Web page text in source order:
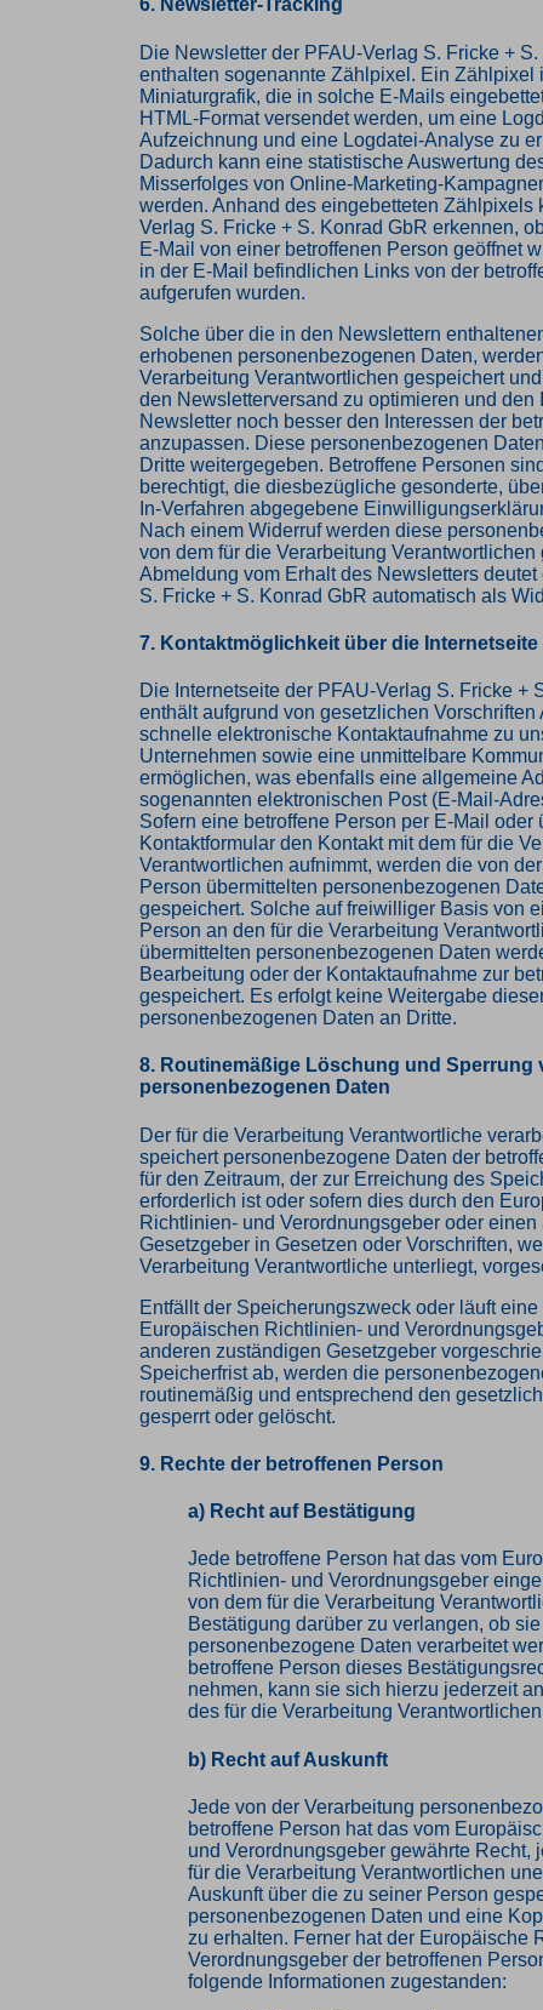
6. Newsletter-Tracking
Die Newsletter der PFAU-Verlag S. Fricke +
enthalten sogenannte Zählpixel. Ein Zählpixel
Miniaturgrafik, die in solche E-Mails
HTML-Format versendet werden, um eine
Aufzeichnung und eine Logdatei-Analyse zu
Dadurch kann eine statistische Auswertung
Misserfolges von Online-Marketing-
werden. Anhand des eingebetteten Zählpixels
Verlag S. Fricke + S. Konrad GbR erkennen,
E-Mail von einer betroffenen Person geöffnet
in der E-Mail befindlichen Links von der
aufgerufen wurden.
Solche über die in den Newslettern
erhobenen personenbezogenen Daten,
Verarbeitung Verantwortlichen gespeichert
den Newsletterversand zu optimieren und den
Newsletter noch besser den Interessen der
anzupassen. Diese personenbezogenen
Dritte weitergegeben. Betroffene Personen
berechtigt, die diesbezügliche gesonderte,
In-Verfahren abgegebene
Nach einem Widerruf werden diese
von dem für die Verarbeitung Verantwortlichen
Abmeldung vom Erhalt des Newsletters
S. Fricke + S. Konrad GbR automatisch als
7. Kontaktmöglichkeit über die Internetseite
Die Internetseite der PFAU-Verlag S. Fricke +
enthält aufgrund von gesetzlichen
schnelle elektronische Kontaktaufnahme zu
Unternehmen sowie eine unmittelbare
ermöglichen, was ebenfalls eine allgemeine
sogenannten elektronischen Post (E-Mail-
Sofern eine betroffene Person per E-Mail oder
Kontaktformular den Kontakt mit dem für die
Verantwortlichen aufnimmt, werden die von
Person übermittelten personenbezogenen
gespeichert. Solche auf freiwilliger Basis von
Person an den für die Verarbeitung
übermittelten personenbezogenen Daten
Bearbeitung oder der Kontaktaufnahme zur
gespeichert. Es erfolgt keine Weitergabe
personenbezogenen Daten an Dritte.
8. Routinemäßige Löschung und Sperrung
personenbezogenen Daten
Der für die Verarbeitung Verantwortliche
speichert personenbezogene Daten der
für den Zeitraum, der zur Erreichung des
erforderlich ist oder sofern dies durch den
Richtlinien- und Verordnungsgeber oder einen
Gesetzgeber in Gesetzen oder Vorschriften,
Verarbeitung Verantwortliche unterliegt,
Entfällt der Speicherungszweck oder läuft eine
Europäischen Richtlinien- und
anderen zuständigen Gesetzgeber
Speicherfrist ab, werden die
routinemäßig und entsprechend den
gesperrt oder gelöscht.
9. Rechte der betroffenen Person
a) Recht auf Bestätigung
Jede betroffene Person hat das vom
Richtlinien- und Verordnungsgeber
von dem für die Verarbeitung
Bestätigung darüber zu verlangen, ob
personenbezogene Daten verarbeitet
betroffene Person dieses
nehmen, kann sie sich hierzu jederzeit
des für die Verarbeitung
b) Recht auf Auskunft
Jede von der Verarbeitung
betroffene Person hat das vom
und Verordnungsgeber gewährte Recht,
für die Verarbeitung Verantwortlichen
Auskunft über die zu seiner Person
personenbezogenen Daten und eine
zu erhalten. Ferner hat der Europäische
Verordnungsgeber der betroffenen
folgende Informationen zugestanden: